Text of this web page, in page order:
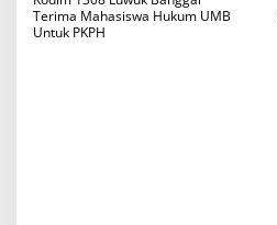
a
Terima Mahasiswa Hukum UMB
Untuk PKPH